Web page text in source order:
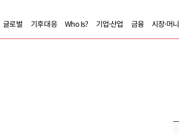
글로벌 기후대응 Who Is? 기업·산업 금융 시장·머니